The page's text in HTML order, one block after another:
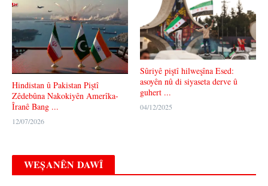
Hindistan û Pakistan Piştî
Zêdebûna Nakokiyên Amerîka-
Îranê Bang ...
12/07/2026
Sûriyê piştî hilweşîna Esed:
asoyên nû di siyaseta derve û
guhert ...
04/12/2025
WEȘANÊN DAWÎ